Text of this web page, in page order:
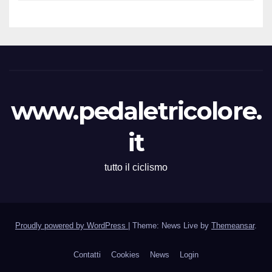
il signor Gianmario Gatti
tecnica
www.pedaletricolore.
it
tutto il ciclismo
Proudly powered by WordPress Theme: News Live by Themeansar.
Contatti Cookies News Login